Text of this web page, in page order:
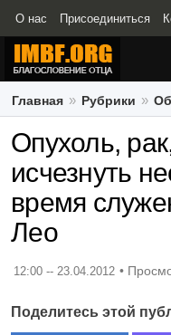
О нас Присоединиться
Свидетельства
Главная Рубрики
Опухоль, рак, фиброма
служения – Дмитрий Лео
Опухоль,
исчезнуть
время
Лео
12:00 -- 23.04.2012
Поделитесь этой